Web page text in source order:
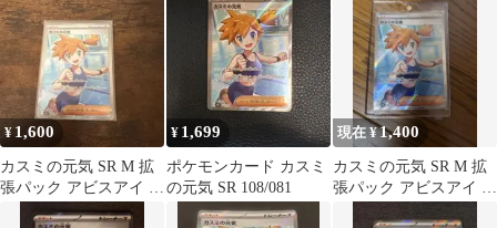
¥ 1,600
カスミの元気 SR M 拡
張パック アビスアイ キ
ラ 108/081
¥ 1,699
ポケモンカード カスミ
の元気 SR 108/081
現在 ¥1,400
カスミの元気 SR M 拡
張パック アビスアイ キ